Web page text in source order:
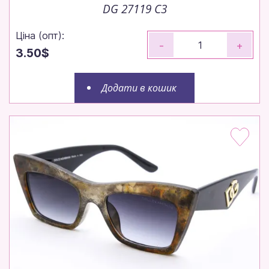
DG 27119 C3
Ціна (опт):
3.50$
- +
Додати в кошик